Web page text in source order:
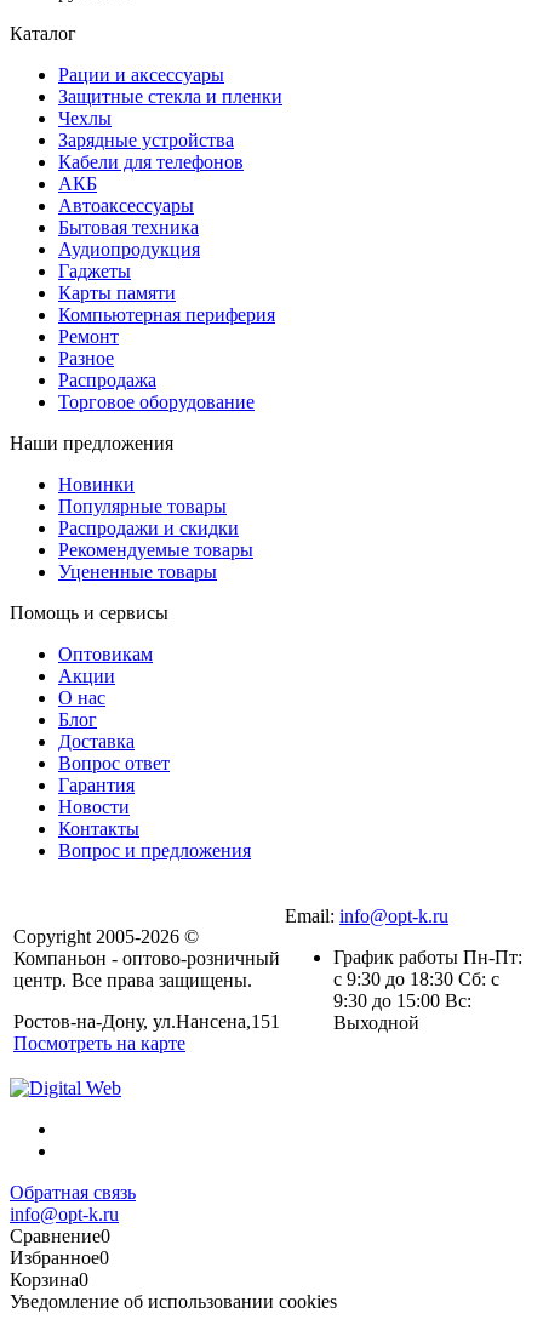
Каталог
Рации и аксессуары
Защитные стекла и пленки
Чехлы
Зарядные устройства
Кабели для телефонов
АКБ
Автоаксессуары
Бытовая техника
Аудиопродукция
Гаджеты
Карты памяти
Компьютерная периферия
Ремонт
Разное
Распродажа
Торговое оборудование
Наши предложения
Новинки
Популярные товары
Распродажи и скидки
Рекомендуемые товары
Уцененные товары
Помощь и сервисы
Оптовикам
Акции
О нас
Блог
Доставка
Вопрос ответ
Гарантия
Новости
Контакты
Вопрос и предложения
Copyright 2005-2026 ©
Компаньон - оптово-розничный
центр. Все права защищены.
Ростов-на-Дону, ул.Нансена,151
Посмотреть на карте
Email: info@opt-k.ru
График работы Пн-Пт:
с 9:30 до 18:30 Сб: с
9:30 до 15:00 Вс:
Выходной
Обратная связь
info@opt-k.ru
Сравнение0
Избранное0
Корзина0
Уведомление об использовании cookies